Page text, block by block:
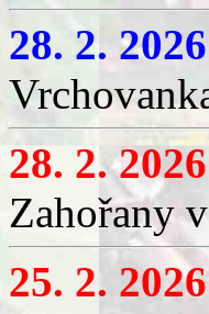
28. 2.
28. 2.
Zahořany
25. 2.